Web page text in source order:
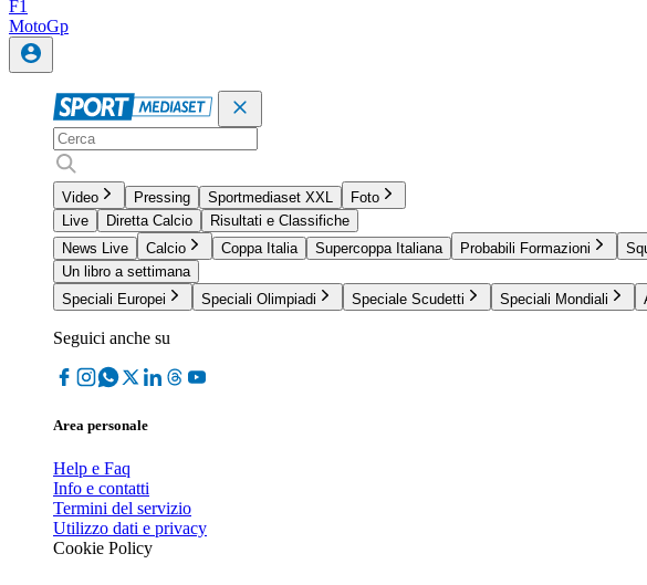
F1
MotoGp
Video Pressing Sportmediaset XXL
Foto
Live
Diretta Calcio
Risultati e Classifiche
News Live
Calcio Coppa Italia Supercoppa Italiana Probabili Formazioni
Un libro a settimana
Speciali Europei
Speciali Olimpiadi Speciale Scudetti Speciali Mondiali
Seguici anche su
Area personale
Help e Faq
Info e contatti
Termini del servizio
Utilizzo dati e privacy
Cookie Policy